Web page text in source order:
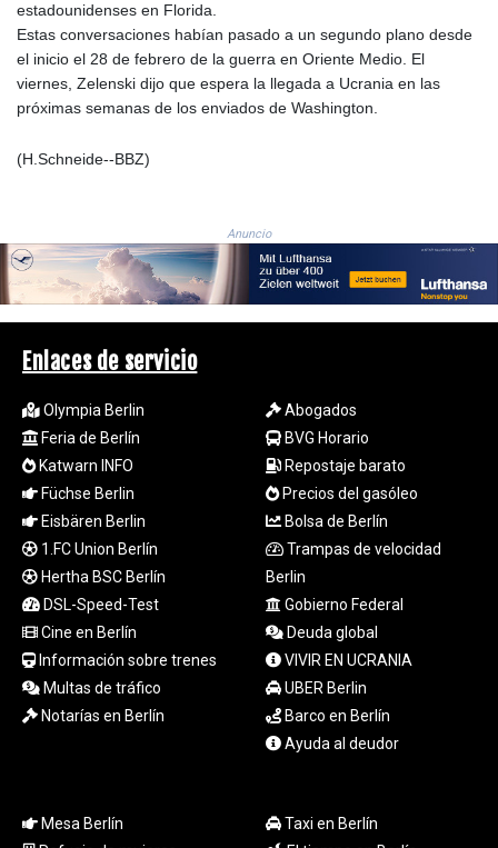
PEN 3.903651
PGK 5.093937
PHP 70.183258
PKR 320.014324
RSD 117.338542
RUB 94.338828
1694.978938
SDG 694.263698
SEK 10.961095
SGD 1.467719
SLE 28.445176
SOS 658.791814
SRD 43.778814
STN 24.499696
SVC 10.085875
SZL 18.722767
THB 38.210709
TJS 10.633568
TMT 4.058036
TWD 37.286072
estadounidenses en Florida.
Estas conversaciones habían pasado a un segundo plano desde
el inicio el 28 de febrero de la guerra en Oriente Medio. El
viernes, Zelenski dijo que espera la llegada a Ucrania en las
próximas semanas de los enviados de Washington.
(H.Schneide--BBZ)
Anuncio
Enlaces de servicio
Olympia Berlin
Feria de Berlín
Katwarn INFO
Füchse Berlin
Eisbären Berlin
1.FC Union Berlín
Hertha BSC Berlín
DSL-Speed-Test
Cine en Berlín
Información sobre trenes
Multas de tráfico
Notarías en Berlín
Abogados
BVG Horario
Repostaje barato
Precios del gasóleo
Bolsa de Berlín
Trampas de velocidad
Berlin
Gobierno Federal
Deuda global
VIVIR EN UCRANIA
UBER Berlin
Barco en Berlín
Ayuda al deudor
Mesa Berlín
Taxi en Berlín